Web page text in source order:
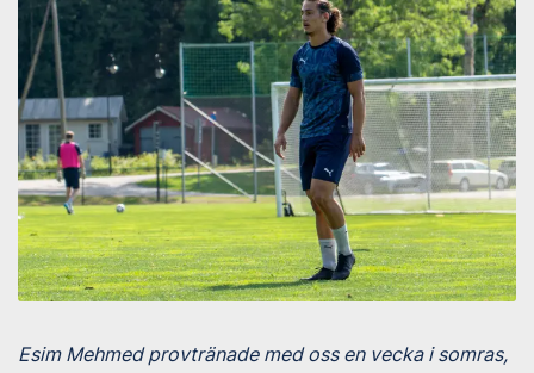
Esim Mehmed provtränade med oss en vecka i somras,